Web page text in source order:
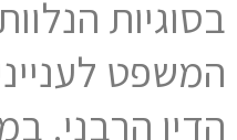
בסוגיות
המשפט
הדין הרבני.